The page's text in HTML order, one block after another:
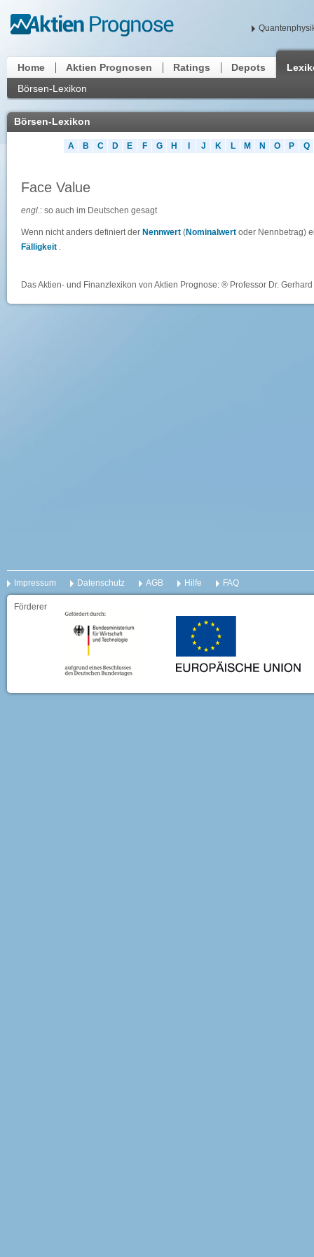
Home Aktien Prognosen Ratings Depots
Börsen-Lexikon
Börsen-Lexikon
A B C D E F G H J K L M N O P Q
Face Value
engl.: so auch im Deutschen gesagt
Wenn nicht anders definiert der Nennwert (Nominalwert oder Nennbetrag)
Fälligkeit .
Das Aktien- und Finanzlexikon von Aktien Prognose: ® Professor Dr.
Impressum Datenschutz AGB Hilfe FAQ
Förderer